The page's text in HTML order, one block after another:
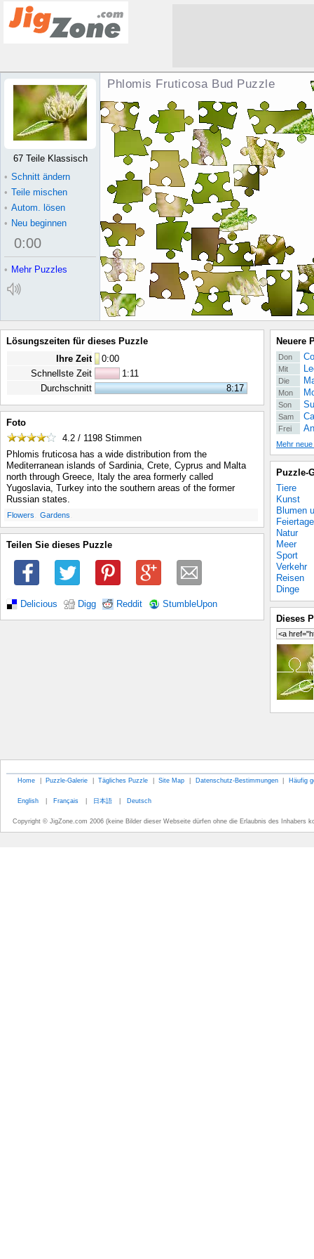
Phlomis Fruticosa Bud Puzzle
67 Teile Klassisch
• Schnitt ändern
• Teile mischen
• Autom. lösen
• Neu beginnen
0:00
• Mehr Puzzles
Lösungszeiten für dieses Puzzle
Ihre Zeit
0:00
Schnellste Zeit
1:11
Durchschnitt
8:17
Foto
4.2 / 1198 Stimmen
Phlomis fruticosa has a wide distribution from the
Mediterranean islands of Sardinia, Crete, Cyprus and Malta
north through Greece, Italy the area formerly called
Yugoslavia, Turkey into the southern areas of the former
Russian states.
Flowers Gardens
Teilen Sie dieses Puzzle
Delicious Digg Reddit StumbleUpon
Neuere
Don
Mit
Die
Mon
Son
Sam
Frei
Mehr
Puzzle-
Tiere
Kunst
Blumen
Feiertage
Natur
Meer
Sport
Verkehr
Reisen
Dinge
Dieses
Home | Puzzle-Galerie | Tägliches Puzzle | Site Map | Datenschutz-Bestimmungen | Häufig
English | Français | 日本語 | Deutsch
Copyright © JigZone.com 2006 (keine Bilder dieser Webseite dürfen ohne die Erlaubnis des Inhabers